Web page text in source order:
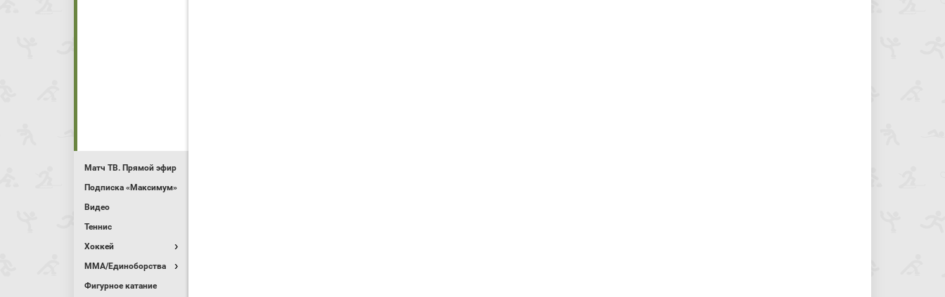
Матч ТВ. Прямой эфир
Подписка «Максимум»
Видео
Теннис
Хоккей
MMA/Единоборства
Фигурное катание